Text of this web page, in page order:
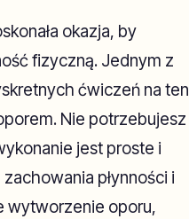
okazja, by
fizyczną. Jednym z
ćwiczeń na ten
Nie potrzebujesz
jest proste i
płynności i
wytworzenie oporu,